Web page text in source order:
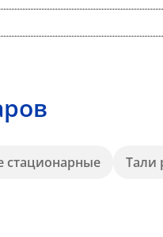
стационарные Тали